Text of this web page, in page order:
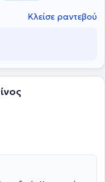
Κλείσε ραντεβού